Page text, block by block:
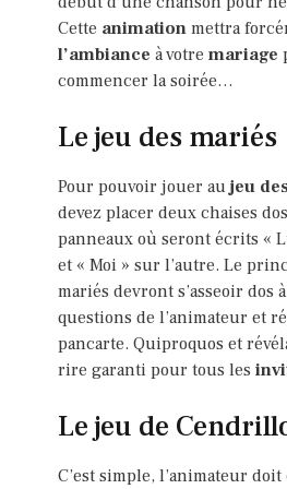
Cette animationmettra
l’ambiance à votre mariage
commencer la soirée…
Le jeu des mariés
Pour pouvoir jouer aujeu
devez placer deux chaises
panneaux où seront écrits «
et « Moi » sur l’autre. Le
mariés devront s’asseoir dos
questions de l’animateur et
pancarte. Quiproquos et
rire garanti pour tous les
Le jeu de
C’est simple, l’animateur